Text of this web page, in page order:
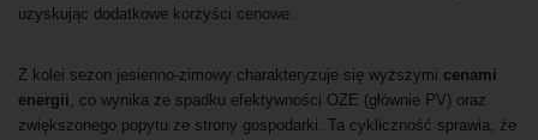
uzyskując dodatkowe korzyści cenowe.
Z kolei sezon jesienno-zimowy charakteryzuje się wyższymi cenami
energii, co wynika ze spadku efektywności OZE (głównie PV) oraz
zwiększonego popytu ze strony gospodarki. Ta cykliczność sprawia, że